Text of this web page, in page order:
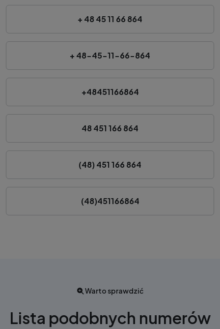
+ 48 45 11 66 864
+ 48-45-11-66-864
+48451166864
48 451 166 864
(48) 451 166 864
(48)451166864
Warto sprawdzić
Lista podobnych numerów